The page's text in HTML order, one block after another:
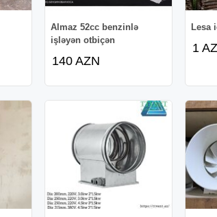
Almaz 52cc benzinlə
işləyən otbiçən
140 AZN
Lesa
1